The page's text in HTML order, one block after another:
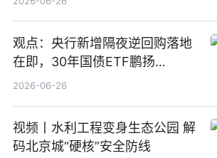
观点：央行新增隔夜逆回购落地
在即，30年国债ETF鹏扬
(511090) 盘中小幅上涨
2026-06-26
视频丨水利工程变身生态公园 解
码北京城“硬核”安全防线